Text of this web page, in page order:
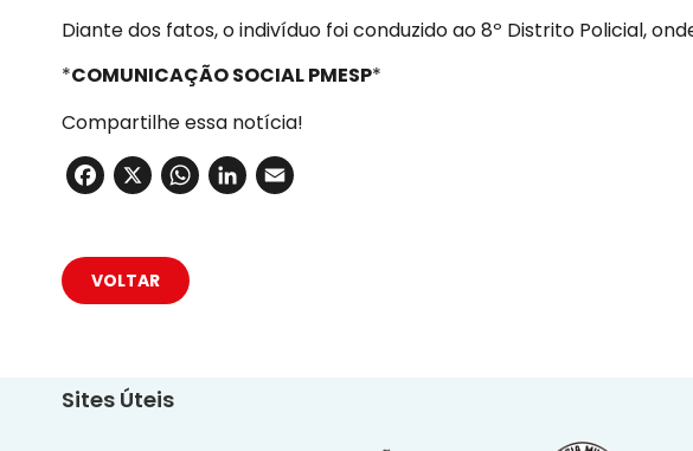
Diante dos fatos, o indivíduo foi conduzido ao 8º Distrito Policial,
*COMUNICAÇÃO SOCIAL PMESP*
Compartilhe essa notícia!
Facebook
X WhatsApp
LinkedIn
VOLTAR
Sites Úteis